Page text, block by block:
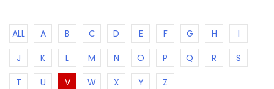
ALL A B C D E F G H
I
J
K L M N O P Q R
S
T
U V W X Y Z